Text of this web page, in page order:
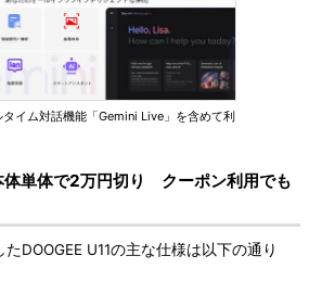
イム対話機能「Gemini Live」を含めて利
体単体で2万円切り クーポン利用でも
DOOGEE U11の主な仕様は以下の通り